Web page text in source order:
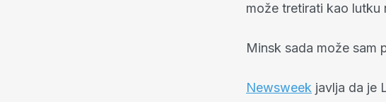
može tretirati kao lutku
Minsk sada može sam
Newsweek javlja da je